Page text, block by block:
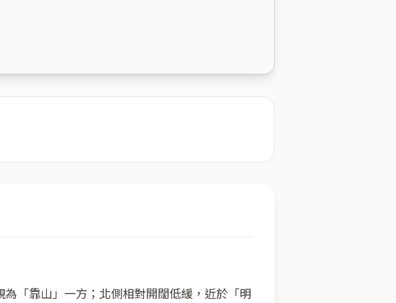
「靠山」一方；北側相對開闊低緩，近於「明